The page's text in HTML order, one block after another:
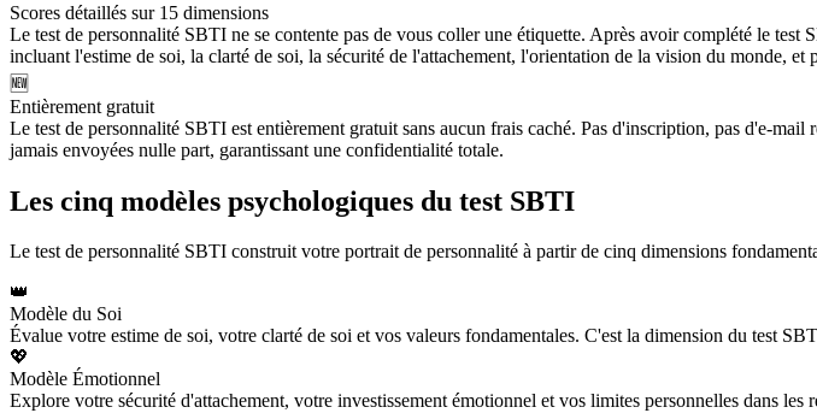
Scores détaillés sur 15 dimensions
Le test de personnalité SBTI ne se contente pas de vous coller une étiquette. Après avoir complété le
incluant l'estime de soi, la clarté de soi, la sécurité de l'attachement, l'orientation de la vision du monde, et
🆕
Entièrement gratuit
Le test de personnalité SBTI est entièrement gratuit sans aucun frais caché. Pas d'inscription, pas d'e-
jamais envoyées nulle part, garantissant une confidentialité totale.
Les cinq modèles psychologiques du test SBTI
Le test de personnalité SBTI construit votre portrait de personnalité à partir de cinq dimensions
👑
Modèle du Soi
Évalue votre estime de soi, votre clarté de soi et vos valeurs fondamentales. C'est la dimension du test
💖
Modèle Émotionnel
Explore votre sécurité d'attachement, votre investissement émotionnel et vos limites personnelles dans